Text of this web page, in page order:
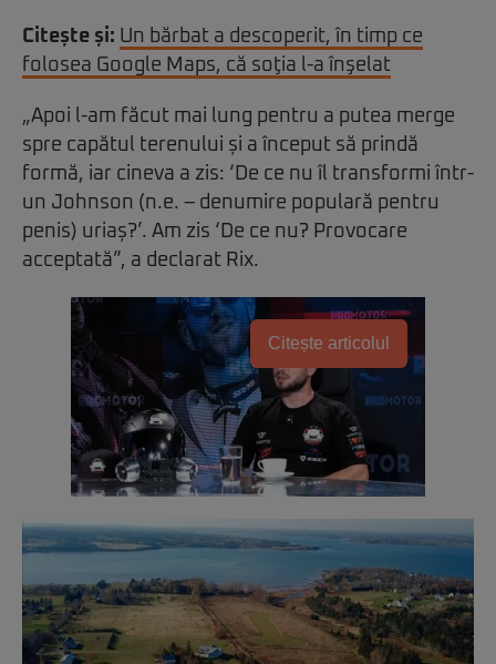
Citește și: Un bărbat a descoperit, în timp ce
folosea Google Maps, că soţia l-a înşelat
„Apoi l-am făcut mai lung pentru a putea merge
spre capătul terenului și a început să prindă
formă, iar cineva a zis: ‘De ce nu îl transformi într-
un Johnson (n.e. – denumire populară pentru
penis) uriaș?’. Am zis ‘De ce nu? Provocare
acceptată”, a declarat Rix.
Citește articolul